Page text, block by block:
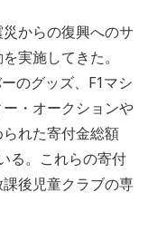
からの復興へのサ
実施してきた。
のグッズ、F1マシ
・オークションや
れた寄付金総額
る。これらの寄付
後児童クラブの専